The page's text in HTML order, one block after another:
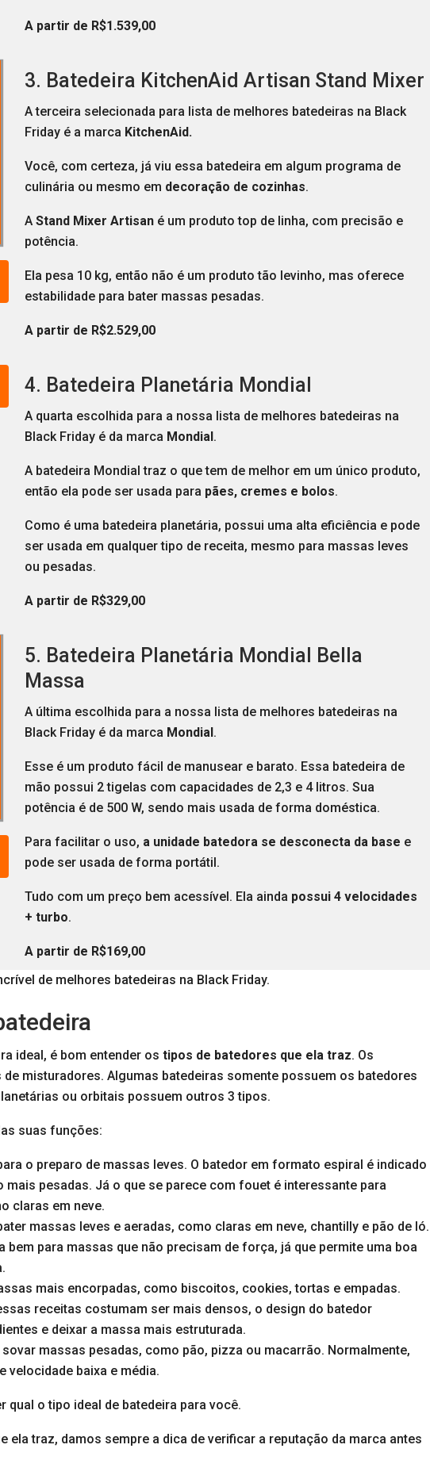
A partir de R$1.539,00
3. Batedeira KitchenAid Artisan Stand Mixer
A terceira selecionada para lista de melhores batedeiras na Black
Friday é a marca KitchenAid.
Você, com certeza, já viu essa batedeira em algum programa de
culinária ou mesmo em decoração de cozinhas.
A Stand Mixer Artisan é um produto top de linha, com precisão e
potência.
Ela pesa 10 kg, então não é um produto tão levinho, mas oferece
estabilidade para bater massas pesadas.
A partir de R$2.529,00
4. Batedeira Planetária Mondial
A quarta escolhida para a nossa lista de melhores batedeiras na
Black Friday é da marca Mondial.
A batedeira Mondial traz o que tem de melhor em um único produto,
então ela pode ser usada para pães, cremes e bolos.
Como é uma batedeira planetária, possui uma alta eficiência e pode
ser usada em qualquer tipo de receita, mesmo para massas leves
ou pesadas.
A partir de R$329,00
5. Batedeira Planetária Mondial Bella
Massa
A última escolhida para a nossa lista de melhores batedeiras na
Black Friday é da marca Mondial.
Esse é um produto fácil de manusear e barato. Essa batedeira de
mão possui 2 tigelas com capacidades de 2,3 e 4 litros. Sua
potência é de 500 W, sendo mais usada de forma doméstica.
Para facilitar o uso, a unidade batedora se desconecta da base e
pode ser usada de forma portátil.
Tudo com um preço bem acessível. Ela ainda possui 4 velocidades
+ turbo.
A partir de R$169,00
de melhores batedeiras na Black Friday.
ideal, é bom entender os tipos de batedores que ela traz. Os
misturadores. Algumas batedeiras somente possuem os batedores
ou orbitais possuem outros 3 tipos.
suas funções:
o preparo de massas leves. O batedor em formato espiral é indicado
mais pesadas. Já o que se parece com fouet é interessante para
claras em neve.
massas leves e aeradas, como claras em neve, chantilly e pão de ló.
bem para massas que não precisam de força, já que permite uma boa
mais encorpadas, como biscoitos, cookies, tortas e empadas.
receitas costumam ser mais densos, o design do batedor
e deixar a massa mais estruturada.
massas pesadas, como pão, pizza ou macarrão. Normalmente,
velocidade baixa e média.
o tipo ideal de batedeira para você.
ela traz, damos sempre a dica de verificar a reputação da marca antes